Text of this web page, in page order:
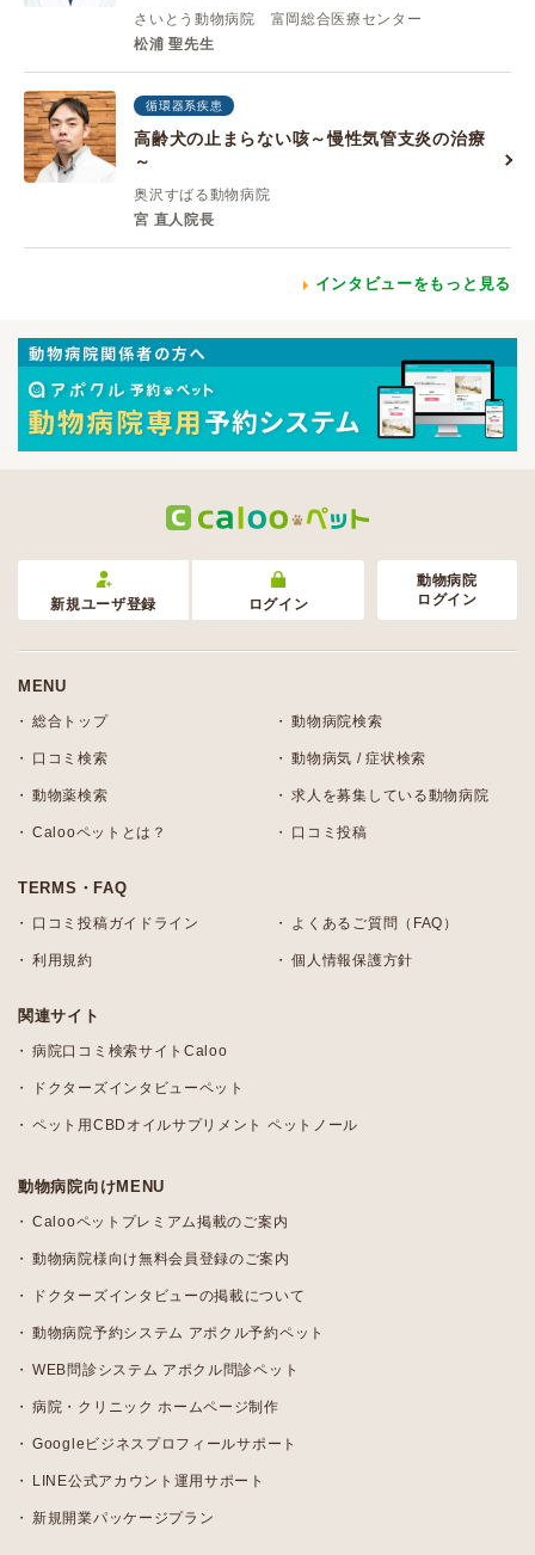
さいとう動物病院 富岡総合医療センター
松浦 聖先生
循環器系疾患
高齢犬の止まらない咳～慢性気管支炎の治療
～
奥沢すばる動物病院
宮 直人院長
インタビューをもっと見る
新規ユーザ登録 ログイン
動物病院
ログイン
MENU
総合トップ 動物病院検索
口コミ検索 動物病気 / 症状検索
動物薬検索 求人を募集している動物病院
Calooペットとは？ 口コミ投稿
TERMS・FAQ
口コミ投稿ガイドライン よくあるご質問（FAQ）
利用規約 個人情報保護方針
関連サイト
病院口コミ検索サイトCaloo
ドクターズインタビューペット
ペット用CBDオイルサプリメント ペットノール
動物病院向けMENU
Calooペットプレミアム掲載のご案内
動物病院様向け無料会員登録のご案内
ドクターズインタビューの掲載について
動物病院予約システム アポクル予約ペット
WEB問診システム アポクル問診ペット
病院・クリニック ホームページ制作
Googleビジネスプロフィールサポート
LINE公式アカウント運用サポート
新規開業パッケージプラン